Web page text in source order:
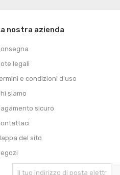
nostra azienda
legali
e condizioni d'uso
siamo
sicuro
del sito